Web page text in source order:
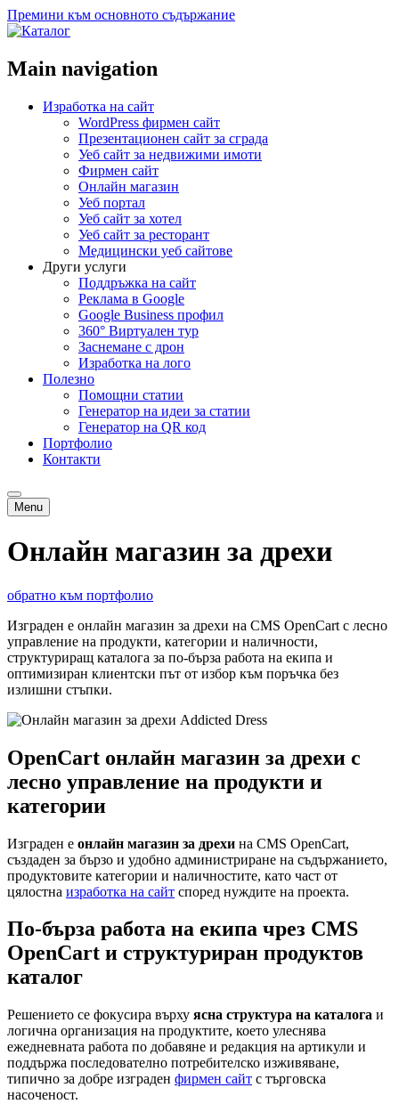
Премини към основното съдържание
Main navigation
Изработка на сайт
WordPress фирмен сайт
Презентационен сайт за сграда
Уеб сайт за недвижими имоти
Фирмен сайт
Онлайн магазин
Уеб портал
Уеб сайт за хотел
Уеб сайт за ресторант
Медицински уеб сайтове
Други услуги
Поддръжка на сайт
Реклама в Google
Google Business профил
360° Виртуален тур
Заснемане с дрон
Изработка на лого
Полезно
Помощни статии
Генератор на идеи за статии
Генератор на QR код
Портфолио
Контакти
Menu
Онлайн магазин за дрехи
обратно към портфолио
Изграден е онлайн магазин за дрехи на CMS OpenCart с лесно
управление на продукти, категории и наличности,
структуриращ каталога за по-бърза работа на екипа и
оптимизиран клиентски път от избор към поръчка без
излишни стъпки.
OpenCart онлайн магазин за дрехи с
лесно управление на продукти и
категории
Изграден е онлайн магазин за дрехи на CMS OpenCart,
създаден за бързо и удобно администриране на съдържанието,
продуктовите категории и наличностите, като част от
цялостна изработка на сайт според нуждите на проекта.
По-бърза работа на екипа чрез CMS
OpenCart и структуриран продуктов
каталог
Решението се фокусира върху ясна структура на каталога и
логична организация на продуктите, което улеснява
ежедневната работа по добавяне и редакция на артикули и
поддържа последователно потребителско изживяване,
типично за добре изграден фирмен сайт с търговска
насоченост.